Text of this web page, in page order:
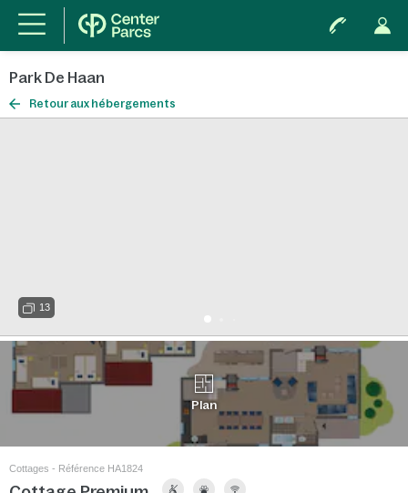
Park De Haan
Retour aux hébergements
13
Plan
Cottages - Référence HA1824